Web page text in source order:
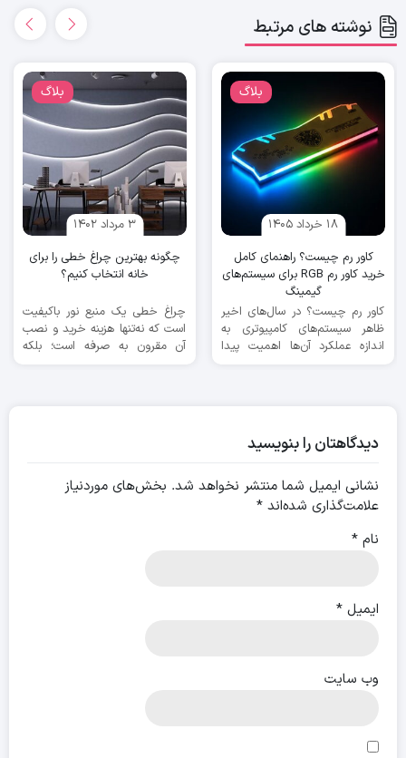
نوشته های مرتبط
بلاگ
۱۸ خرداد ۱۴۰۵
کاور رم چیست؟ راهنمای کامل
خرید کاور رم RGB برای سیستم‌های
گیمینگ
کاور رم چیست؟ در سال‌های اخیر
ظاهر سیستم‌های کامپیوتری به
اندازه عملکرد آن‌ها اهمیت پیدا
بلاگ
۳ مرداد ۱۴۰۲
چگونه بهترین چراغ خطی را برای
خانه انتخاب کنیم؟
چراغ خطی یک منبع نور باکیفیت
است که نه‌تنها هزینه خرید و نصب
آن مقرون به‌ صرفه است؛ بلکه
دیدگاهتان را بنویسید
نشانی ایمیل شما منتشر نخواهد شد. بخش‌های موردنیاز
علامت‌گذاری شده‌اند *
نام *
ایمیل *
وب‌ سایت